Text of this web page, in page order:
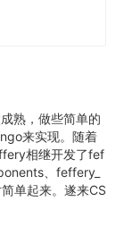
熟，做些简单的
来实现。随着
相继开发了fef
、feffery_
单起来。遂来CS